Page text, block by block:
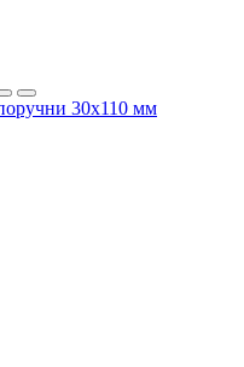
30х110 мм